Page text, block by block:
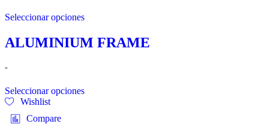
Seleccionar opciones
ALUMINIUM FRAME
-Rango
precios:
desde
$0.25
hasta
$7.95
Seleccionar opciones
Wishlist
Compare